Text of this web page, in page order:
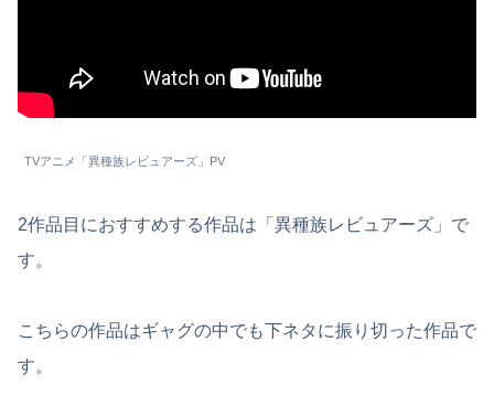
TVアニメ「異種族レビュアーズ」PV
2作品目におすすめする作品は「異種族レビュアーズ」で
す。
こちらの作品はギャグの中でも下ネタに振り切った作品で
す。